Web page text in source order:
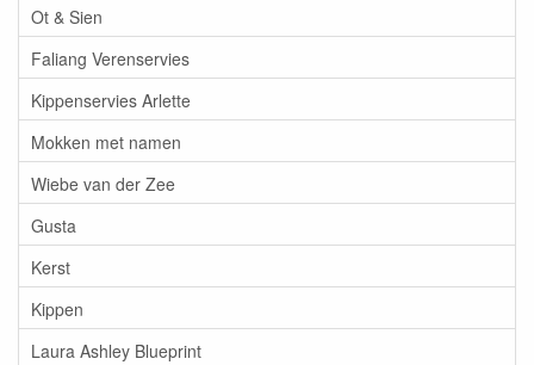
Ot & Sien
Faliang Verenservies
Kippenservies Arlette
Mokken met namen
Wiebe van der Zee
Gusta
Kerst
Kippen
Laura Ashley Blueprint